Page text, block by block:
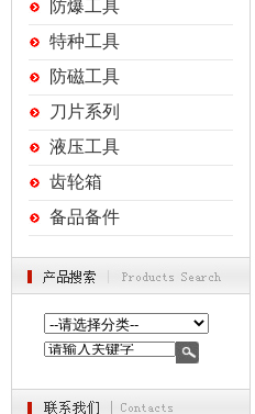
防爆工具
特种工具
防磁工具
刀片系列
液压工具
齿轮箱
备品备件